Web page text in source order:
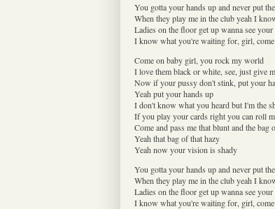
You gotta your hands up and never put
When they play me in the club yeah I
Ladies on the floor get up wanna see
I know what you're waiting for, girl,
Come on baby girl, you rock my world
I love them black or white, see, just give
Now if your pussy don't stink, put your
Yeah put your hands up
I don't know what you heard but I'm the
If you play your cards right you can roll
Come and pass me that blunt and the bag
Yeah that bag of that hazy
Yeah now your vision is shady
You gotta your hands up and never put
When they play me in the club yeah I
Ladies on the floor get up wanna see
I know what you're waiting for, girl,